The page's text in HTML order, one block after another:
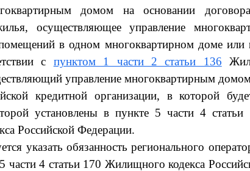
домом на основании
осуществляющее управление
в одном многоквартирном доме или
с пунктом 1 части 2 статьи 136
управление многоквартирным
кредитной организации, в которой
установлены в пункте 5 части 4
Российской Федерации.
указать обязанность регионального
части 4 статьи 170 Жилищного кодекса